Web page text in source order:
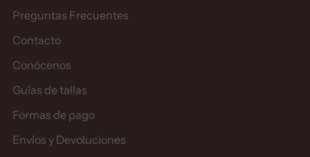
Preguntas Frecuentes
Contacto
Conócenos
Guías de tallas
Formas de pago
Envíos y Devoluciones